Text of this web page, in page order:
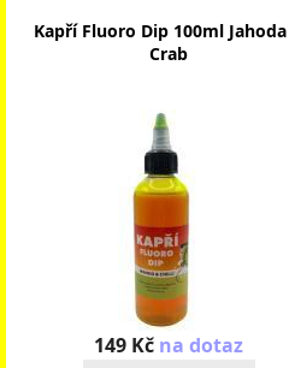
hodí k
Kapří Fluoro Dip 100ml
Crab
149 Kč na dotaz